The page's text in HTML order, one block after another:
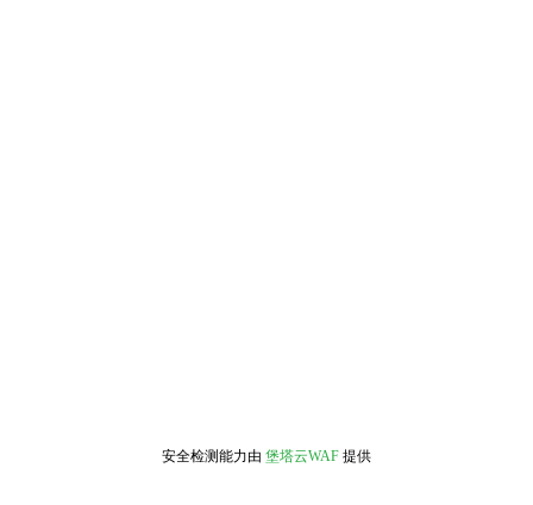
安全检测能力由 堡塔云WAF 提供